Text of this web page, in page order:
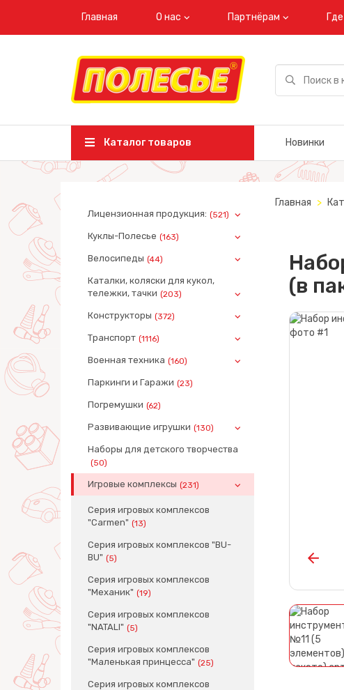
Главная О нас Партнёрам
Каталог товаров Новинки
Лицензионная продукция: (521)
Куклы-Полесье (163)
Велосипеды (44)
Каталки, коляски для кукол,
тележки, тачки (203)
Конструкторы (372)
Транспорт (1116)
Военная техника (160)
Паркинги и Гаражи (23)
Погремушки (62)
Развивающие игрушки (130)
Наборы для детского творчества
(50)
Игровые комплексы (231)
Серия игровых комплексов
"Carmen" (13)
Серия игровых комплексов "BU-
BU" (5)
Серия игровых комплексов
"Механик" (19)
Серия игровых комплексов
"NATALI" (5)
Серия игровых комплексов
"Маленькая принцесса" (25)
Серия игровых комплексов
Главная
(в